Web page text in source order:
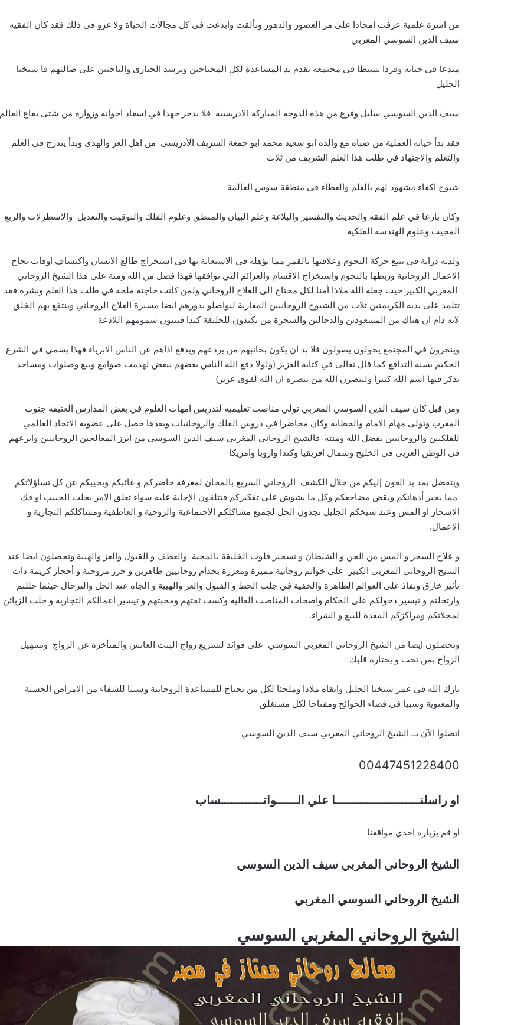
من اسرة علمية عرفت امجادا على مر العصور والدهور وتألقت وابدعت في كل مجالات الحياة ولا غرو في ذلك فقد كان الفقيه
سيف الدين السوسي المغربي
مبدعا في حياته وفردا نشيطا في مجتمعه يقدم يد المساعدة لكل المحتاجين ويرشد الحيارى والباحثين على ضالتهم فا شيخنا
الجليل
سيف الدين السوسي سليل وفرع من هذه الدوحة المباركة الادريسية فلا يدخر جهدا في اسعاد اخوانه وزواره من شتى بقاع العالم
فقد بدأ حياته العملية من صباه مع والده ابو سعيد محمد ابو جمعة الشريف الأدريسي من اهل العز والهدى وبدأ يتدرج في العلم
والتعلم والاجتهاد في طلب هذا العلم الشريف من ثلاث
شيوخ اكفاء مشهود لهم بالعلم والعطاء في منطقة سوس العالمة
وكان بارعا في علم الفقه والحديث والتفسير والبلاغة وعلم البيان والمنطق وعلوم الفلك والتوقيت والتعديل والاسطرلاب والربع
المجيب وعلوم الهندسة الفلكية
ولديه دراية في تتبع حركة النجوم وعلاقتها بالقمر مما يؤهله في الاستعانة بها في استخراج طالع الانسان واكتشاف اوقات نجاح
الاعمال الروحانية وربطها بالنجوم واستخراج الاقسام والعزائم التي توافقها فهذا فضل من الله ومنة على هذا الشيخ الروحاني
المغربي الكبير حيث جعله الله ملاذا أمنا لكل محتاج الى العلاج الروحاني ولمن كانت حاجته ملحة في طلب هذا العلم ونشره فقد
تتلمذ على يديه الكريمتين ثلات من الشيوخ الروحانيين المغاربة ليواصلو بدورهم ايضا مسيرة العلاج الروحاني وينتفع بهم الخلق
لانه دام ان هناك من المشعوذين والدجالين والسحرة من يكيدون للخليقة كيدا فيبثون سمومهم اللاذعة
وينخرون في المجتمع يجولون يصولون فلا بد ان يكون بجانبهم من يردعهم ويدفع اذاهم عن الناس الابرياء فهذا يسمى في الشرع
الحكيم بسنة التدافع كما قال تعالى في كتابه العزيز (ولولا دفع الله الناس بعضهم ببعض لهدمت صوامع وبيع وصلوات ومساجد
يذكر فيها اسم الله كثيرا ولينصرن الله من ينصره ان الله لقوي عزيز)
ومن قبل كان سيف الدين السوسي المغربي تولي مناصب تعليمية لتدريس امهات العلوم في بعض المدارس العتيقة جنوب
المغرب وتولى مهام الامام والخطابة وكان محاضرا في دروس الفلك والروحانيات وبعدها حصل على عضوية الاتحاد العالمي
للفلكيين والروحانيين بفضل الله ومنته فالشيخ الروحاني المغربي سيف الدين السوسي من ابرز المعالجين الروحانيين وابرعهم
في الوطن العربي في الخليج وشمال افريقيا وكندا واروبا وامريكا
ويتفضل بمد يد العون إليكم من خلال الكشف الروحاني السريع بالمجان لمعرفة حاضركم و غائبكم ويجيبكم عن كل تساؤلاتكم
مما يحير أذهانكم ويقض مضاجعكم وكل ما يشوش على تفكيركم فتتلقون الإجابة عليه سواء تعلق الامر بجلب الحبيب او فك
الاسحار او المس وعند شيخكم الجليل تجدون الحل لجميع مشاكلكم الاجتماعية والزوجية و العاطفية ومشاكلكم التجارية و
الاعمال.
و علاج السحر و المس من الجن و الشيطان و تسخير قلوب الخليقة بالمحبة والعطف و القبول والعز والهيبة وتحصلون ايضا عند
الشيخ الروحاني المغربي الكبير على خواتم روحانية مميزة ومعززة بخدام روحانيين طاهرين و خرز مروحنة و أحجار كريمة ذات
تأثير خارق ونفاذ على العوالم الظاهرة والخفية في جلب الحظ و القبول والعز والهيبة و الجاه عند الحل والترحال حيثما حللتم
وارتحلتم و تيسير دخولكم على الحكام واصحاب المناصب العالية وكسب ثقتهم ومحبتهم و تيسير اعمالكم التجارية و جلب الزبائن
لمحلاتكم ومراكزكم المعدة للبيع و الشراء.
وتحصلون ايضا من الشيخ الروحاني المغربي السوسي على فوائد لتسريع زواج البنت العانس والمتأخرة عن الزواج وتسهيل
الزواج بمن تحب و يختاره قلبك
بارك الله في عمر شيخنا الجليل وابقاه ملاذا وملجئا لكل من يحتاج للمساعدة الروحانية وسببا للشفاء من الامراض الحسية
والمعنوية وسببا في قضاء الحوائج ومفتاحا لكل مستغلق
اتصلوا الآن بــ الشيخ الروحاني المغربي سيف الدين السوسي
00447451228400
او راسلنــــــــــــــــــــــــا علي الــــــواتــــــــــــساب
او قم بزيارة احدي مواقعنا
الشيخ الروحاني المغربي سيف الدين السوسي
الشيخ الروحاني السوسي المغربي
الشيخ الروحاني المغربي السوسي